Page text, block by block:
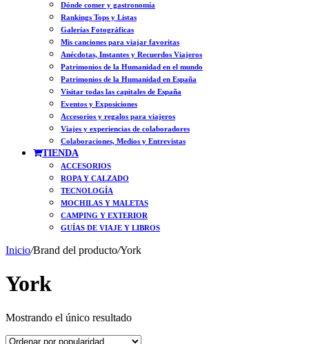
Dónde comer y gastronomía
Rankings Tops y Listas
Galerías Fotográficas
Mis canciones para viajar favoritas
Anécdotas, Instantes y Recuerdos Viajeros
Patrimonios de la Humanidad en el mundo
Patrimonios de la Humanidad en España
Visitar todas las capitales de España
Eventos y Exposiciones
Accesorios y regalos para viajeros
Viajes y experiencias de colaboradores
Colaboraciones, Medios y Entrevistas
TIENDA
ACCESORIOS
ROPA Y CALZADO
TECNOLOGÍA
MOCHILAS Y MALETAS
CAMPING Y EXTERIOR
GUÍAS DE VIAJE Y LIBROS
Inicio/Brand del producto/York
York
Mostrando el único resultado